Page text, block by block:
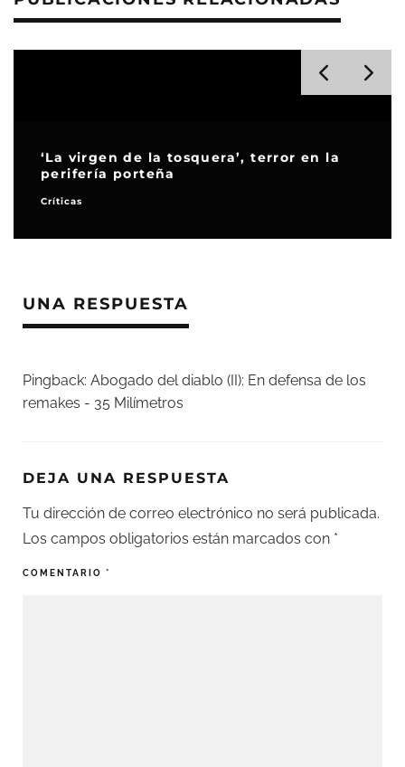
‘La virgen de la tosquera’, terror en la
perifería porteña
Críticas
UNA RESPUESTA
Pingback: Abogado del diablo (II): En defensa de los
remakes - 35 Milímetros
DEJA UNA RESPUESTA
Tu dirección de correo electrónico no será publicada.
Los campos obligatorios están marcados con *
COMENTARIO *